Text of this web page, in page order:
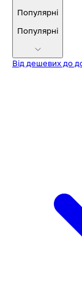
Популярні
Популярні
Від дешевих до